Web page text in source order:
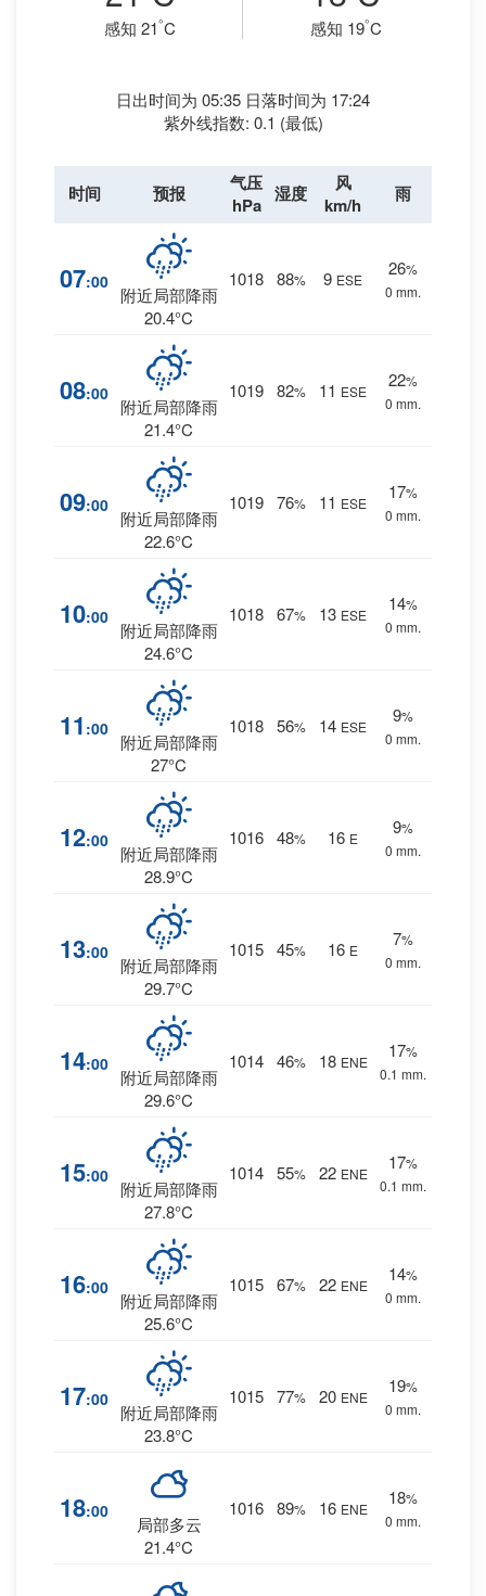
感知 21°C 感知 19°C
日出时间为 05:35 日落时间为 17:24
紫外线指数: 0.1 (最低)
时间 预报
气压
hPa 湿度
风
km/h
雨
07:00
附近局部降雨
20.4°C
1018 88% 9 ESE
26%
0 mm.
08:00
附近局部降雨
21.4°C
1019 82% 11 ESE
22%
0 mm.
09:00
附近局部降雨
22.6°C
1019 76% 11 ESE
17%
0 mm.
10:00
附近局部降雨
24.6°C
1018 67% 13 ESE
14%
0 mm.
11 :00
附近局部降雨
27°C
1018 56% 14 ESE
9%
0 mm.
12:00
附近局部降雨
28.9°C
1016 48% 16 E
9%
0 mm.
13:00
附近局部降雨
29.7°C
1015 45% 16 E
7%
0 mm.
14:00
附近局部降雨
29.6°C
1014 46% 18 ENE
17%
0.1 mm.
15:00
附近局部降雨
27.8°C
1014 55% 22 ENE
17%
0.1 mm.
16:00
附近局部降雨
25.6°C
1015 67% 22 ENE
14%
0 mm.
17:00
附近局部降雨
23.8°C
1015 77% 20 ENE
19%
0 mm.
18:00
局部多云
21.4°C
1016 89% 16 ENE
18%
0 mm.